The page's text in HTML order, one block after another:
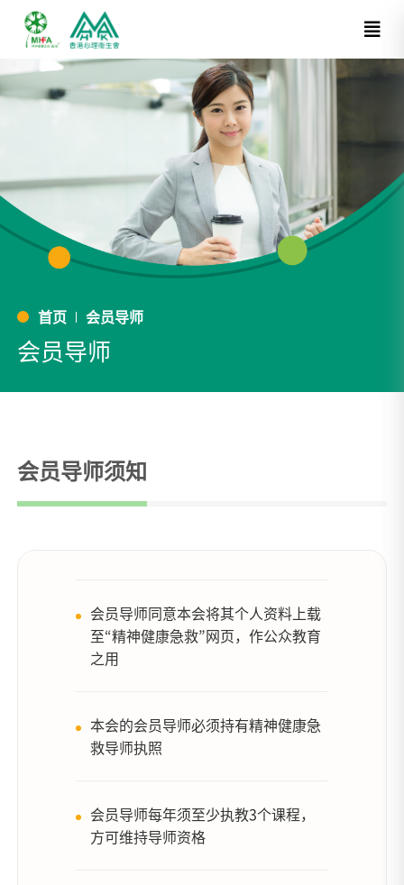
首页 会员导师
会员导师
会员导师须知
会员导师同意本会将其个人资料上载
至“精神健康急救”网页，作公众教育
之用
本会的会员导师必须持有精神健康急
救导师执照
会员导师每年须至少执教3个课程，
方可维持导师资格